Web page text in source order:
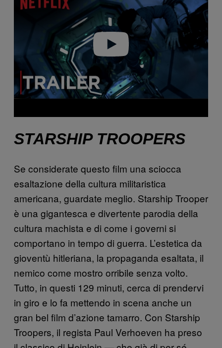
STARSHIP TROOPERS
Se considerate questo film una sciocca
esaltazione della cultura militaristica
americana, guardate meglio. Starship Trooper
è una gigantesca e divertente parodia della
cultura machista e di come i governi si
comportano in tempo di guerra. L’estetica da
gioventù hitleriana, la propaganda esaltata, il
nemico come mostro orribile senza volto.
Tutto, in questi 129 minuti, cerca di prendervi
in giro e lo fa mettendo in scena anche un
gran bel film d’azione tamarro. Con Starship
Troopers, il regista Paul Verhoeven ha preso